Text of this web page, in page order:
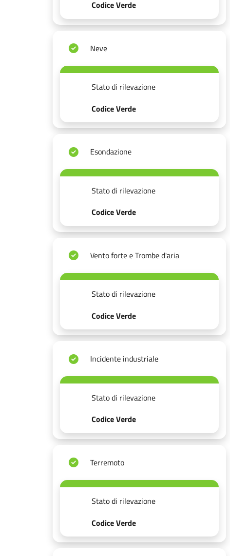
Codice Verde
Neve
Stato di rilevazione
Codice Verde
Esondazione
Stato di rilevazione
Codice Verde
Vento forte e Trombe d'aria
Stato di rilevazione
Codice Verde
Incidente industriale
Stato di rilevazione
Codice Verde
Terremoto
Stato di rilevazione
Codice Verde